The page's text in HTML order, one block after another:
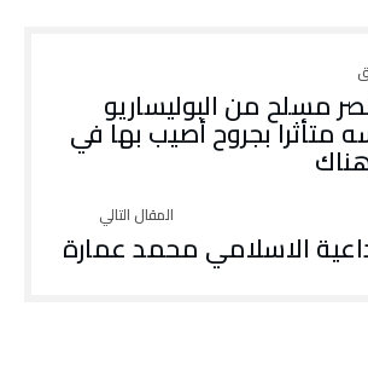
مسلح من البوليساريو
متأثرا بجروح أصيب بها في
الاسلامي محمد عمارة